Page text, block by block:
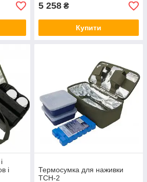
5 258 ₴
Купити
і
Термосумка для наживки
ТСН-2